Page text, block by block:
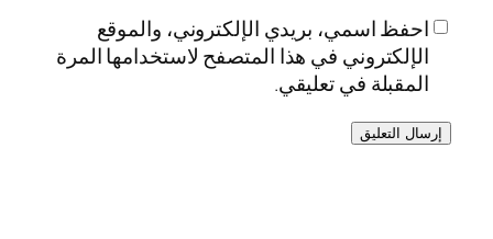
احفظ اسمي، بريدي الإلكتروني، والموقع
الإلكتروني في هذا المتصفح لاستخدامها المرة
المقبلة في تعليقي.